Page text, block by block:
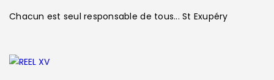
Chacun est seul responsable de tous...St Exupéry
LE CLUB
CATEGORIES